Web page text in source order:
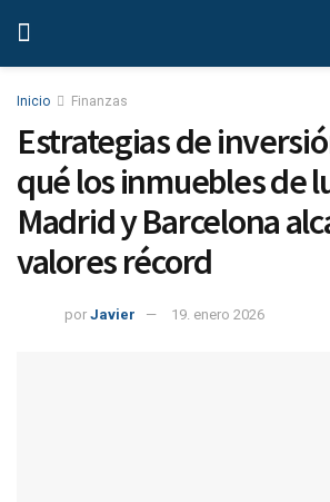
Inicio Finanzas
Estrategias de
qué los inmuebles de
Madrid y Barcelona
valores récord
por Javier 19. enero 2026